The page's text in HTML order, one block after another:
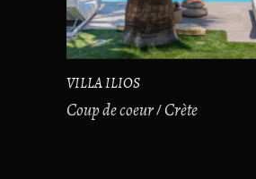
VILLA ILIOS
Coup de coeur Crète